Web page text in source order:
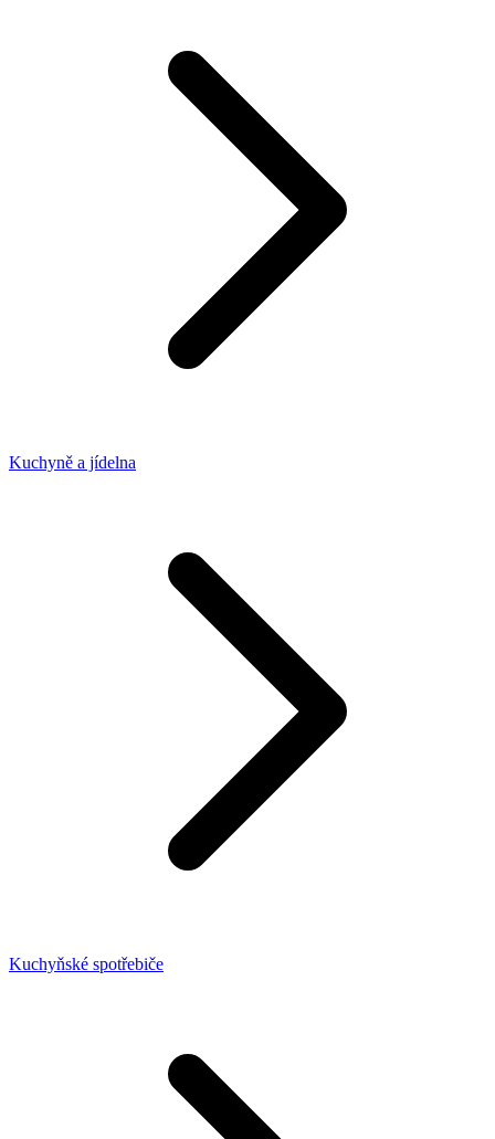
Kuchyně a jídelna
Kuchyňské spotřebiče